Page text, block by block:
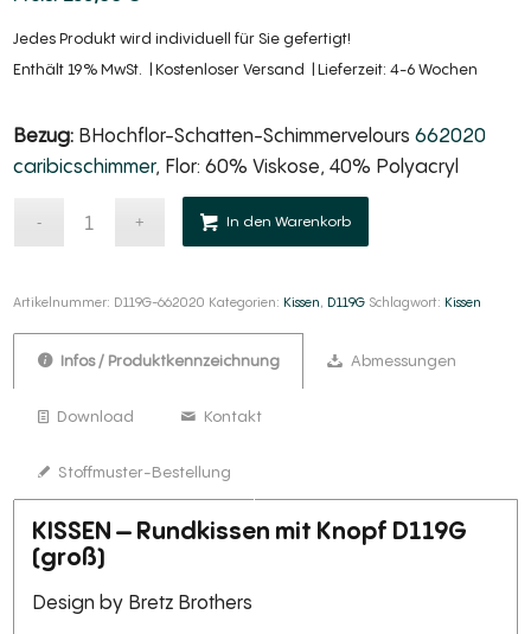
Jedes Produkt wird individuell für Sie gefertigt!
Enthält 19% MwSt.
Kostenloser Versand Lieferzeit: 4-6 Wochen
Bezug: BHochflor-Schatten-Schimmervelours662020
caribicschimmer, Flor: 60% Viskose, 40% Polyacryl
In den Warenkorb
Artikelnummer: D119G-662020 Kategorien: Kissen, D119G Schlagwort: Kissen
Infos / Produktkennzeichnung Abmessungen
Download Kontakt
Stoffmuster-Bestellung
KISSEN – Rundkissen mit Knopf D119G
(groß)
Design by Bretz Brothers